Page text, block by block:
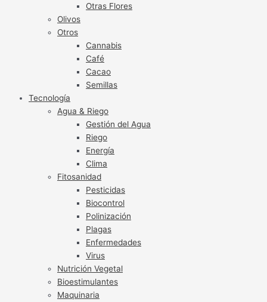
Otras Flores
Olivos
Otros
Cannabis
Café
Cacao
Semillas
Tecnología
Agua & Riego
Gestión del Agua
Riego
Energía
Clima
Fitosanidad
Pesticidas
Biocontrol
Polinización
Plagas
Enfermedades
Virus
Nutrición Vegetal
Bioestimulantes
Maquinaria